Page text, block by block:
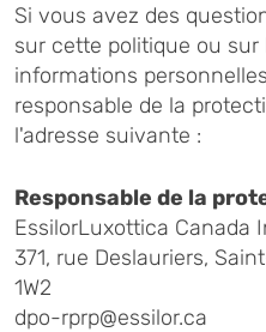
Si vous avez des
sur cette politique ou
informations
responsable de la
l'adresse suivante :
Responsable de la
EssilorLuxottica Canada
371, rue Deslauriers,
1W2
dpo-rprp@essilor.ca